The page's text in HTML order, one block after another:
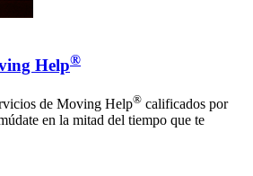
Help®
de Moving Help® calificados por
en la mitad del tiempo que te